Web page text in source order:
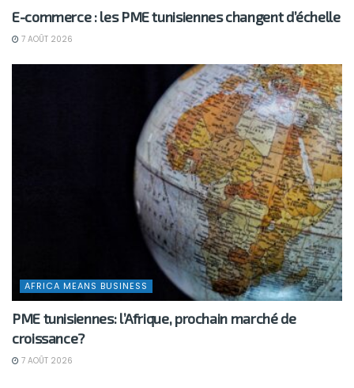
E-commerce : les PME tunisiennes changent d’échelle
7 AOÛT 2026
AFRICA MEANS BUSINESS
PME tunisiennes: l’Afrique, prochain marché de
croissance?
7 AOÛT 2026